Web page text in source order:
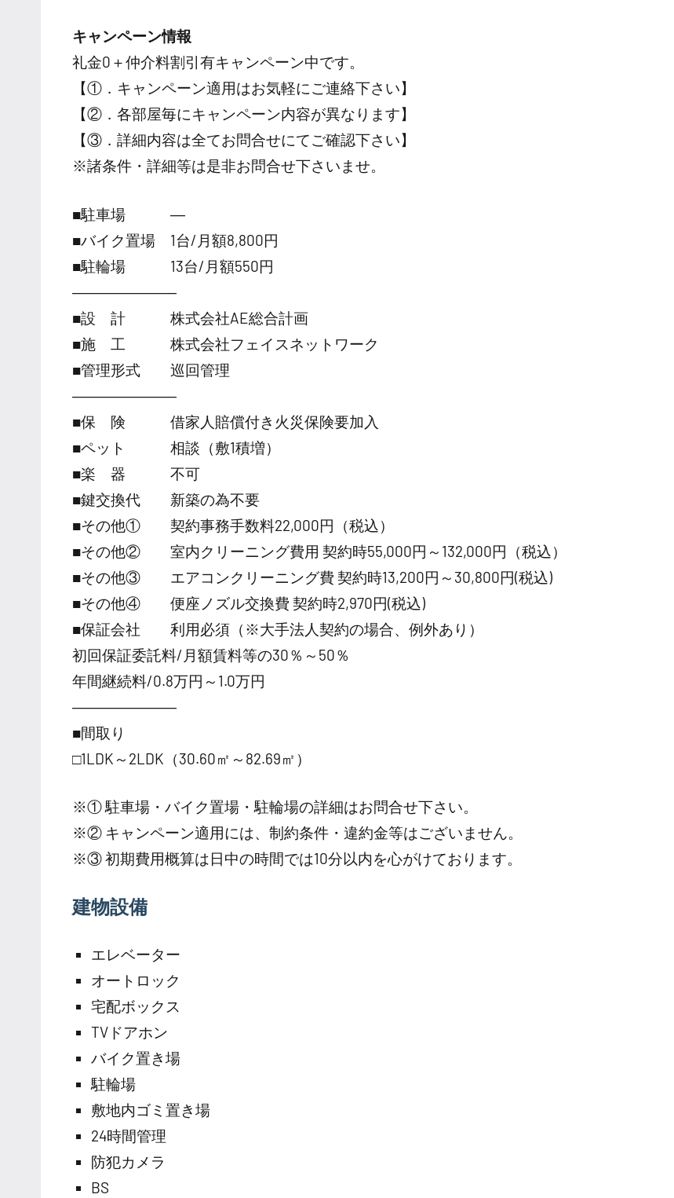
キャンペーン情報
礼金0 ＋仲介料割引有キャンペーン中です。
【①．キャンペーン適用はお気軽にご連絡下さい】
【②．各部屋毎にキャンペーン内容が異なります】
【③．詳細内容は全てお問合せにてご確認下さい】
※諸条件・詳細等は是非お問合せ下さいませ。
■駐車場 ―
■バイク置場 1台/月額8,800円
■駐輪場 13台/月額550円
―――――――
■設 計 株式会社AE総合計画
■施 工 株式会社フェイスネットワーク
■管理形式 巡回管理
―――――――
■保 険 借家人賠償付き火災保険要加入
■ペット 相談（敷1積増）
■楽 器 不可
■鍵交換代 新築の為不要
■その他① 契約事務手数料22,000円（税込）
■その他② 室内クリーニング費用 契約時55,000円～132,000円（税込）
■その他③ エアコンクリーニング費 契約時13,200円～30,800円(税込)
■その他④ 便座ノズル交換費 契約時2,970円(税込)
■保証会社 利用必須（※大手法人契約の場合、例外あり）
初回保証委託料/月額賃料等の30％～50％
年間継続料/0.8万円～1.0万円
―――――――
■間取り
□1LDK～2LDK（30.60㎡～82.69㎡）
※① 駐車場・バイク置場・駐輪場の詳細はお問合せ下さい。
※② キャンペーン適用には、制約条件・違約金等はございません。
※③ 初期費用概算は日中の時間では10分以内を心がけております。
建物設備
エレベーター
オートロック
宅配ボックス
TVドアホン
バイク置き場
駐輪場
敷地内ゴミ置き場
24時間管理
防犯カメラ
BS